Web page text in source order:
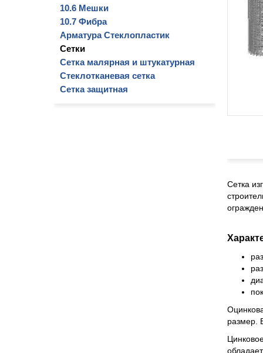
10.6 Мешки
10.7 Фибра
Арматура Стеклопластик
Сетки
Сетка малярная и штукатурная
Стеклотканевая сетка
Сетка защитная
Сетка
размер.